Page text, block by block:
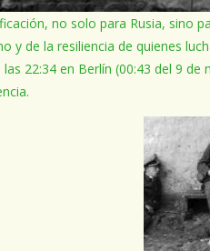
no solo para Rusia, sino
de la resiliencia de quienes
22:34 en Berlín (00:43 del 9 de